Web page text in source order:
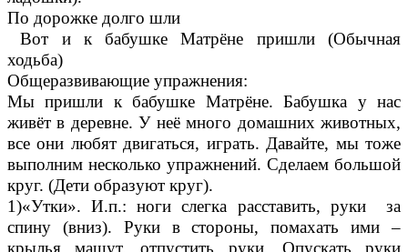
По дорожке долго шли
Вот и к бабушке Матрёне пришли (Обычная
ходьба)
Общеразвивающие упражнения:
Мы пришли к бабушке Матрёне. Бабушка у нас
живёт в деревне. У неё много домашних животных,
все они любят двигаться, играть. Давайте, мы тоже
выполним несколько упражнений. Сделаем большой
круг. (Дети образуют круг).
1)«Утки». И.п.: ноги слегка расставить, руки за
спину (вниз). Руки в стороны, помахать ими –
крылья машут, отпустить руки. Опускать руки